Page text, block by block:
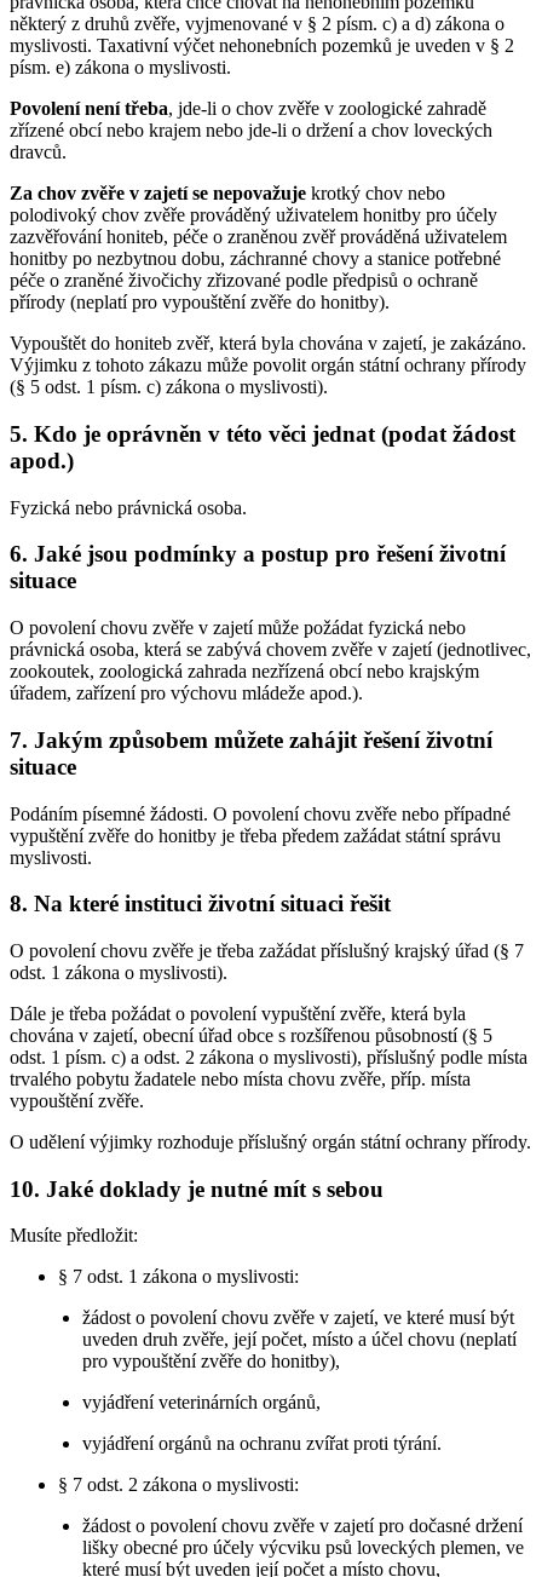
některý z druhů zvěře, vyjmenované v § 2 písm. c) a d) zákona o
myslivosti. Taxativní výčet nehonebních pozemků je uveden v § 2
písm. e) zákona o myslivosti.
Povolení není třeba, jde-li o chov zvěře v zoologické zahradě
zřízené obcí nebo krajem nebo jde-li o držení a chov loveckých
dravců.
Za chov zvěře v zajetí se nepovažuje krotký chov nebo
polodivoký chov zvěře prováděný uživatelem honitby pro účely
zazvěřování honiteb, péče o zraněnou zvěř prováděná uživatelem
honitby po nezbytnou dobu, záchranné chovy a stanice potřebné
péče o zraněné živočichy zřizované podle předpisů o ochraně
přírody (neplatí pro vypouštění zvěře do honitby).
Vypouštět do honiteb zvěř, která byla chována v zajetí, je zakázáno.
Výjimku z tohoto zákazu může povolit orgán státní ochrany přírody
(§ 5 odst. 1 písm. c) zákona o myslivosti).
5. Kdo je oprávněn v této věci jednat (podat žádost
apod.)
Fyzická nebo právnická osoba.
6. Jaké jsou podmínky a postup pro řešení životní
situace
O povolení chovu zvěře v zajetí může požádat fyzická nebo
právnická osoba, která se zabývá chovem zvěře v zajetí (jednotlivec,
zookoutek, zoologická zahrada nezřízená obcí nebo krajským
úřadem, zařízení pro výchovu mládeže apod.).
7. Jakým způsobem můžete zahájit řešení životní
situace
Podáním písemné žádosti. O povolení chovu zvěře nebo případné
vypuštění zvěře do honitby je třeba předem zažádat státní správu
myslivosti.
8. Na které instituci životní situaci řešit
O povolení chovu zvěře je třeba zažádat příslušný krajský úřad (§ 7
odst. 1 zákona o myslivosti).
Dále je třeba požádat o povolení vypuštění zvěře, která byla
chována v zajetí, obecní úřad obce s rozšířenou působností (§ 5
odst. 1 písm. c) a odst. 2 zákona o myslivosti), příslušný podle místa
trvalého pobytu žadatele nebo místa chovu zvěře, příp. místa
vypouštění zvěře.
O udělení výjimky rozhoduje příslušný orgán státní ochrany přírody.
10. Jaké doklady je nutné mít s sebou
Musíte předložit:
§ 7 odst. 1 zákona o myslivosti:
žádost o povolení chovu zvěře v zajetí, ve které musí být
uveden druh zvěře, její počet, místo a účel chovu (neplatí
pro vypouštění zvěře do honitby),
vyjádření veterinárních orgánů,
vyjádření orgánů na ochranu zvířat proti týrání.
§ 7 odst. 2 zákona o myslivosti:
žádost o povolení chovu zvěře v zajetí pro dočasné držení
lišky obecné pro účely výcviku psů loveckých plemen, ve
které musí být uveden její počet a místo chovu,